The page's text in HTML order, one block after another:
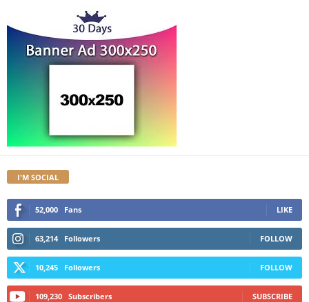
I'M SOCIAL
52,000 Fans LIKE
63,214 Followers FOLLOW
10,245 Followers FOLLOW
109,230 Subscribers SUBSCRIBE